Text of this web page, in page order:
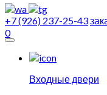
+7 (926) 237-25-43
0
Входные двери